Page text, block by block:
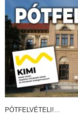
PÓTFELVÉTELI!…